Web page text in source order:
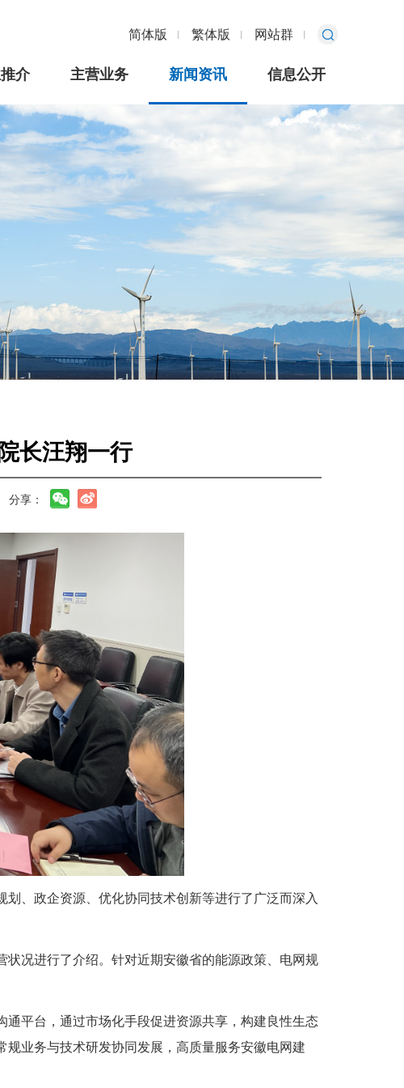
简体版 繁体版 网站群
介 主营业务 新闻资讯 信息公开
长汪翔一行
分享：
、政企资源、优化协同技术创新等进行了广泛而深入
况进行了介绍。针对近期安徽省的能源政策、电网规
平台，通过市场化手段促进资源共享，构建良性生态
业务与技术研发协同发展，高质量服务安徽电网建